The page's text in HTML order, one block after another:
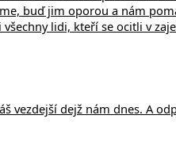
buď jim oporou a nám
lidi, kteří se ocitli v
vezdejší dejž nám dnes. A